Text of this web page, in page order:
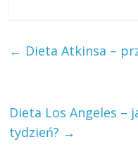
← Dieta Atkinsa –
Dieta Los Angeles –
tydzień? →